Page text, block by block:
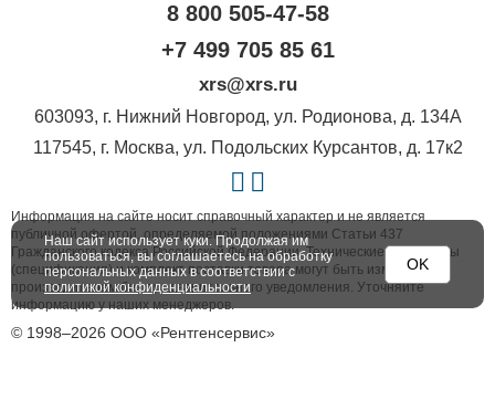
8 800 505-47-58
+7 499 705 85 61
xrs@xrs.ru
603093, г. Нижний Новгород, ул. Родионова, д. 134А
117545, г. Москва, ул. Подольских Курсантов, д. 17к2
Информация на сайте носит справочный характер и не является
публичной офертой, определяемой положениями Статьи 437
Гражданского кодекса Российской Федерации. Технические параметры
(спецификация) и комплект поставки товара могут быть изменены
производителем без предварительного уведомления. Уточняйте
информацию у наших менеджеров.
© 1998–2026 ООО «Рентгенсервис»
Наш сайт использует куки. Продолжая им
пользоваться, вы соглашаетесь на обработку
персональных данных в соответствии с
политикой конфиденциальности
OK